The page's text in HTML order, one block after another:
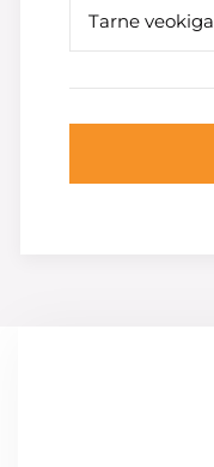
Tarne veokiga